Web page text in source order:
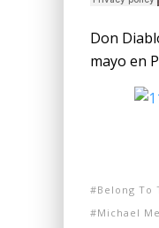
Don
mayo en
Belong To
Michael